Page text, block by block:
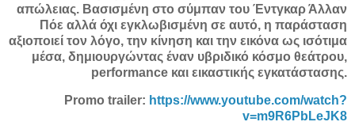
απώλειας. Βασισμένη στο σύμπαν του Έντγκαρ Άλλαν
Πόε αλλά όχι εγκλωβισμένη σε αυτό, η παράσταση
αξιοποιεί τον λόγο, την κίνηση και την εικόνα ως ισότιμα
μέσα, δημιουργώντας έναν υβριδικό κόσμο θεάτρου,
performance και εικαστικής εγκατάστασης.
Promo trailer: https://www.youtube.com/watch?
v=m9R6PbLeJK8